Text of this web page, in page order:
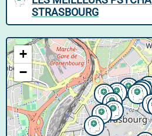
STRASBOURG
+
−